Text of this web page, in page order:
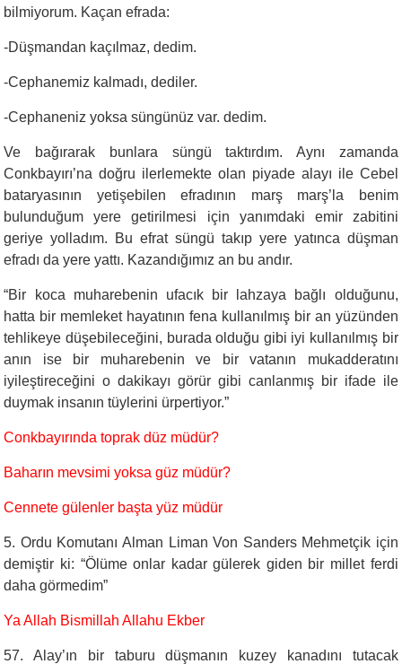
bilmiyorum. Kaçan efrada:
-Düşmandan kaçılmaz, dedim.
-Cephanemiz kalmadı, dediler.
-Cephaneniz yoksa süngünüz var. dedim.
Ve bağırarak bunlara süngü taktırdım. Aynı zamanda
Conkbayırı’na doğru ilerlemekte olan piyade alayı ile Cebel
bataryasının yetişebilen efradının marş marş’la benim
bulunduğum yere getirilmesi için yanımdaki emir zabitini
geriye yolladım. Bu efrat süngü takıp yere yatınca düşman
efradı da yere yattı. Kazandığımız an bu andır.
“Bir koca muharebenin ufacık bir lahzaya bağlı olduğunu,
hatta bir memleket hayatının fena kullanılmış bir an yüzünden
tehlikeye düşebileceğini, burada olduğu gibi iyi kullanılmış bir
anın ise bir muharebenin ve bir vatanın mukadderatını
iyileştireceğini o dakikayı görür gibi canlanmış bir ifade ile
duymak insanın tüylerini ürpertiyor.”
Conkbayırında toprak düz müdür?
Baharın mevsimi yoksa güz müdür?
Cennete gülenler başta yüz müdür
5. Ordu Komutanı Alman Liman Von Sanders Mehmetçik için
demiştir ki: “Ölüme onlar kadar gülerek giden bir millet ferdi
daha görmedim”
Ya Allah Bismillah Allahu Ekber
57. Alay’ın bir taburu düşmanın kuzey kanadını tutacak